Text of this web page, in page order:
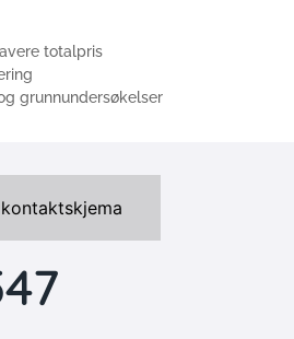
totalpris
grunnundersøkelser